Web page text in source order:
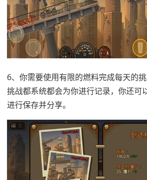
6、你需要使用有限的燃料完成每天的
挑战都系统都会为你进行记录，你还可
进行保存并分享。